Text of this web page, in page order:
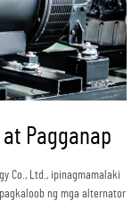
Pagganap
Co., Ltd., ipinagmamalaki
ng mga alternator